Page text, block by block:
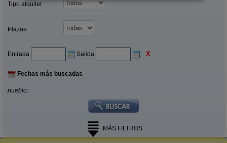
Tipo alquiler:
Plazas:
Entrada: Salida: X
Fechas más buscadas
pueblo:
MÁS FILTROS